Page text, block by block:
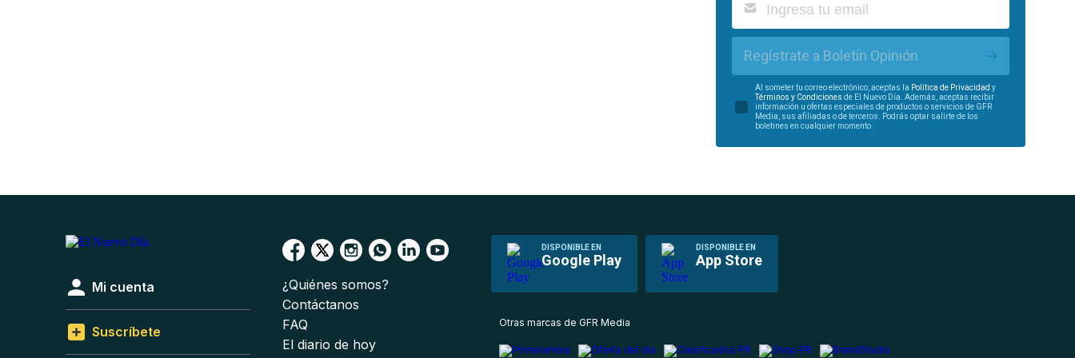
Regístrate a Boletín Opinión
Al someter tu correo electrónico, aceptas la Política de Privacidad y
Términos y Condiciones de El Nuevo Día. Además, aceptas recibir
información u ofertas especiales de productos o servicios de GFR
Media, sus afiliadas o de terceros. Podrás optar salirte de los
boletines en cualquier momento.
DISPONIBLE EN
Google Play
DISPONIBLE EN
App Store
Mi cuenta
Suscríbete
¿Quiénes somos?
Contáctanos
FAQ
El diario de hoy
Otras marcas de GFR Media